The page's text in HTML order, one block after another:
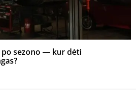
po sezono — kur dėti